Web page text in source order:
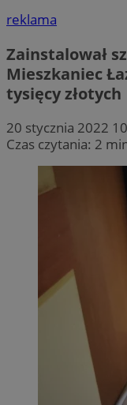
reklama
Zainstalował
Mieszkaniec
tysięcy złotych
20 stycznia 2022
Czas czytania: 2